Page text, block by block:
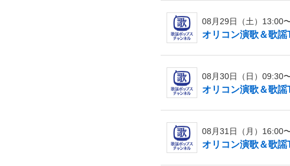
08月29日（土）13:00
オリコン演歌＆歌謡
08月30日（日）09:30
オリコン演歌＆歌謡
08月31日（月）16:00
オリコン演歌＆歌謡